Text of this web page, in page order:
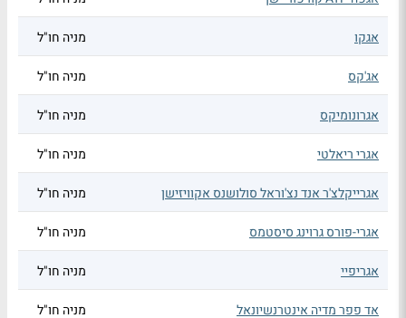
אגקו מניה חו"ל
אג'קס מניה חו"ל
אגרונומיקס מניה חו"ל
אגרי ריאלטי מניה חו"ל
אגרייקלצ'ר אנד נצ'וראל סולושנס אקוויזישן מניה חו"ל
אגרי-פורס גרוינג סיסטמס מניה חו"ל
אגריפיי מניה חו"ל
אד פפר מדיה אינטרנשיונאל מניה חו"ל